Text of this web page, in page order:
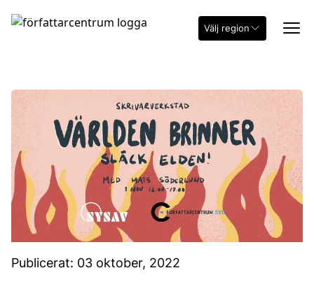
Välj region
Publicerat: 03 oktober, 2022